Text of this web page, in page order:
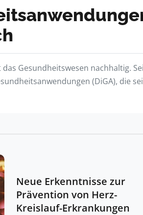
Gesundheitswesen nachhaltig.
(DiGA), die
Neue Erkenntnisse zur
Prävention von Herz-
Kreislauf-Erkrankungen